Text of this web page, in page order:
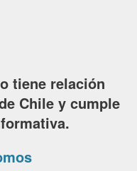
tiene relación
Chile y cumple